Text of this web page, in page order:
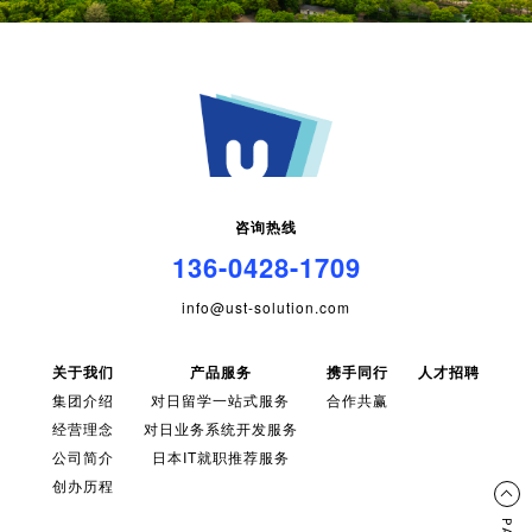
咨询热线
136-0428-1709
info@ust-solution.com
关于我们
集团介绍
经营理念
公司简介
创办历程
产品服务
对日留学一站式服务
对日业务系统开发服务
日本IT就职推荐服务
携手同行
合作共赢
人才招聘